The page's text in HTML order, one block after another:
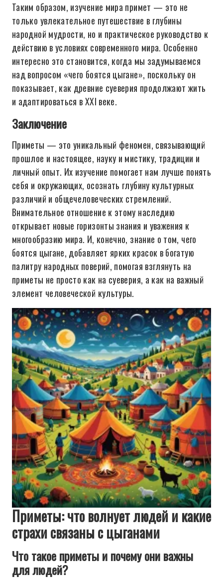
Таким образом, изучение мира примет — это не
только увлекательное путешествие в глубины
народной мудрости, но и практическое руководство к
действию в условиях современного мира. Особенно
интересно это становится, когда мы задумываемся
над вопросом «чего боятся цыгане», поскольку он
показывает, как древние суеверия продолжают жить
и адаптироваться в XXI веке.
Заключение
Приметы — это уникальный феномен, связывающий
прошлое и настоящее, науку и мистику, традиции и
личный опыт. Их изучение помогает нам лучше понять
себя и окружающих, осознать глубину культурных
различий и общечеловеческих стремлений.
Внимательное отношение к этому наследию
открывает новые горизонты знания и уважения к
многообразию мира. И, конечно, знание о том, чего
боятся цыгане, добавляет ярких красок в богатую
палитру народных поверий, помогая взглянуть на
приметы не просто как на суеверия, а как на важный
элемент человеческой культуры.
Приметы: что волнует людей и какие
страхи связаны с цыганами
Что такое приметы и почему они важны
для людей?